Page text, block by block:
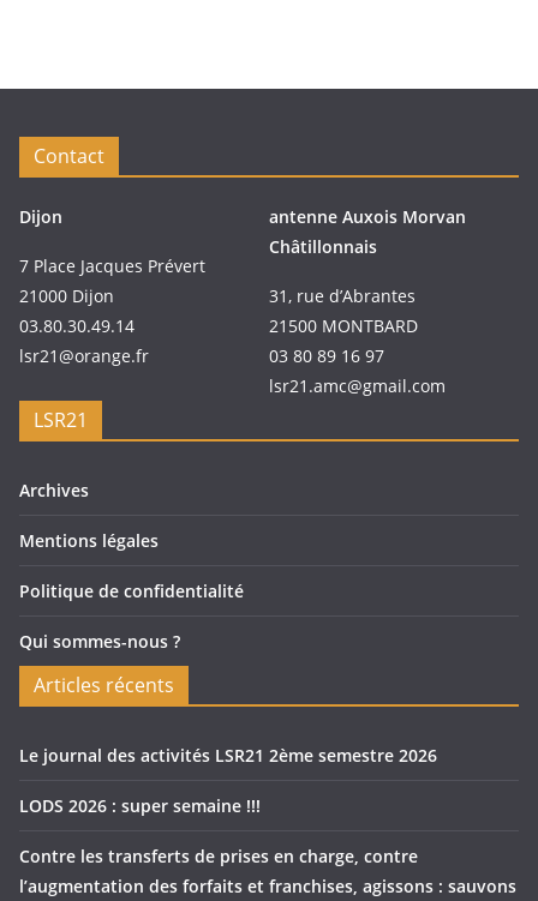
Contact
Dijon
7 Place Jacques Prévert
21000 Dijon
03.80.30.49.14
lsr21@orange.fr
antenne Auxois Morvan
Châtillonnais
31, rue d’Abrantes
21500 MONTBARD
03 80 89 16 97
lsr21.amc@gmail.com
LSR21
Archives
Mentions légales
Politique de confidentialité
Qui sommes-nous ?
Articles récents
Le journal des activités LSR21 2ème semestre 2026
LODS 2026 : super semaine !!!
Contre les transferts de prises en charge, contre
l’augmentation des forfaits et franchises, agissons : sauvons